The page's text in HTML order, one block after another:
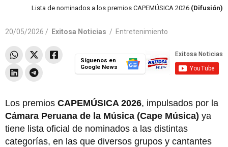
Lista de nominados a los premios CAPEMÚSICA 2026 (Difusión)
20/05/2026 / Exitosa Noticias / Entretenimiento
Síguenos en
Google News
Los premios CAPEMÚSICA 2026, impulsados por la
Cámara Peruana de la Música (Cape Música) ya
tiene lista oficial de nominados a las distintas
categorías, en las que diversos grupos y cantantes